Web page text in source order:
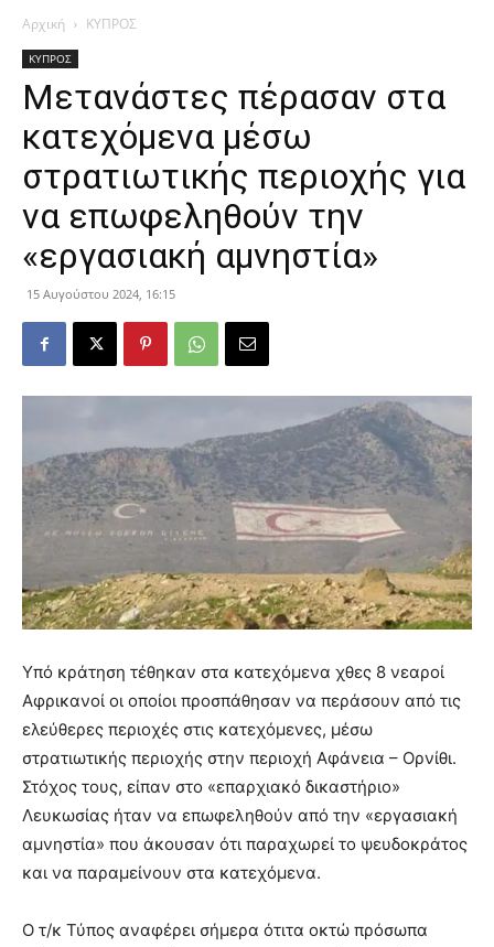
Αρχική ΚΥΠΡΟΣ
ΚΥΠΡΟΣ
Μετανάστες πέρασαν στα
κατεχόμενα μέσω
στρατιωτικής περιοχής για
να επωφεληθούν την
«εργασιακή αμνηστία»
15 Αυγούστου 2024, 16:15
Υπό κράτηση τέθηκαν στα κατεχόμενα χθες 8 νεαροί
Αφρικανοί οι οποίοι προσπάθησαν να περάσουν από τις
ελεύθερες περιοχές στις κατεχόμενες, μέσω
στρατιωτικής περιοχής στην περιοχή Αφάνεια – Ορνίθι.
Στόχος τους, είπαν στο «επαρχιακό δικαστήριο»
Λευκωσίας ήταν να επωφεληθούν από την «εργασιακή
αμνηστία» που άκουσαν ότι παραχωρεί το ψευδοκράτος
και να παραμείνουν στα κατεχόμενα.
Ο τ/κ Τύπος αναφέρει σήμερα ότιτα οκτώ πρόσωπα